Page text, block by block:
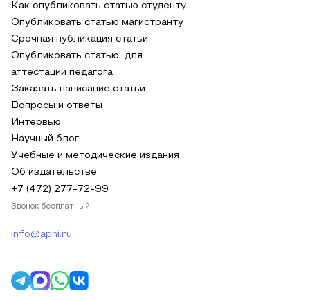
Как опубликовать статью студенту
Опубликовать статью магистранту
Срочная публикация статьи
Опубликовать статью для
аттестации педагога
Заказать написание статьи
Вопросы и ответы
Интервью
Научный блог
Учебные и методические издания
Об издательстве
+7 (472) 277-72-99
Звонок бесплатный
info@apni.ru